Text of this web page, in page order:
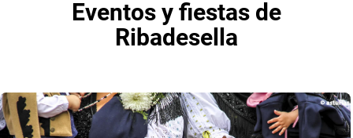
Eventos y fiestas de
Ribadesella